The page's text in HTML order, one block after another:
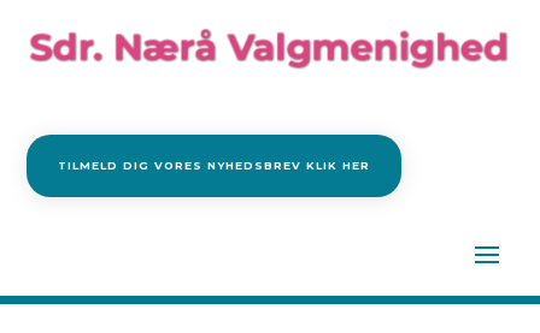
TILMELD DIG VORES NYHEDSBREV KLIK HER